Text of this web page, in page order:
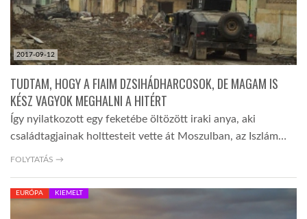
2017-09-12
TUDTAM, HOGY A FIAIM DZSIHÁDHARCOSOK, DE MAGAM IS
KÉSZ VAGYOK MEGHALNI A HITÉRT
Így nyilatkozott egy feketébe öltözött iraki anya, aki
családtagjainak holttesteit vette át Moszulban, az Iszlám…
FOLYTATÁS →
EURÓPA KIEMELT